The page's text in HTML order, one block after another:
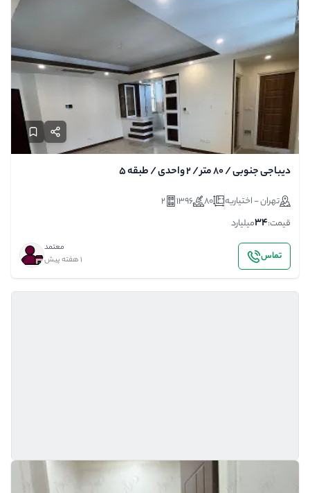
دیباجی جنوبی / ۸۰ متر / ۲ واحدی / طبقه ۵
تهران - اختیاریه 80
1396
2
قیمت:34میلیارد
تماس
معتمد
1 هفته پیش